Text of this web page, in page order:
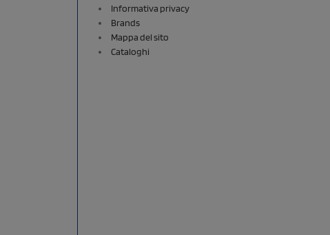
Informativa privacy
Brands
Mappa del sito
Cataloghi